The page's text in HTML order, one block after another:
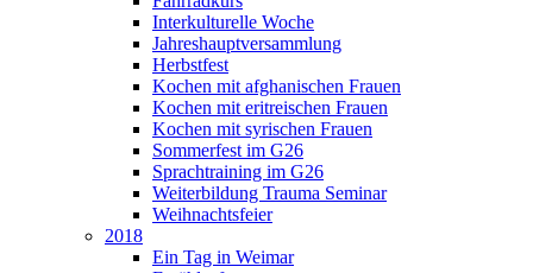
Interkulturelle Woche
Jahreshauptversammlung
Herbstfest
Kochen mit afghanischen Frauen
Kochen mit eritreischen Frauen
Kochen mit syrischen Frauen
Sommerfest im G26
Sprachtraining im G26
Weiterbildung Trauma Seminar
Weihnachtsfeier
2018
Ein Tag in Weimar